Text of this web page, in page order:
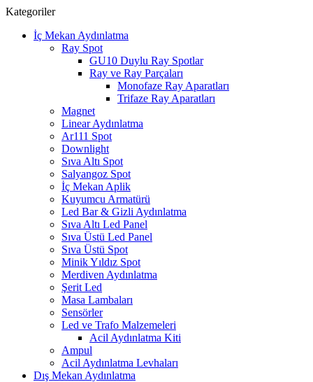
Kategoriler
İç Mekan Aydınlatma
Ray Spot
GU10 Duylu Ray Spotlar
Ray ve Ray Parçaları
Monofaze Ray Aparatları
Trifaze Ray Aparatları
Magnet
Linear Aydınlatma
Ar111 Spot
Downlight
Sıva Altı Spot
Salyangoz Spot
İç Mekan Aplik
Kuyumcu Armatürü
Led Bar & Gizli Aydınlatma
Sıva Altı Led Panel
Sıva Üstü Led Panel
Sıva Üstü Spot
Minik Yıldız Spot
Merdiven Aydınlatma
Şerit Led
Masa Lambaları
Sensörler
Led ve Trafo Malzemeleri
Acil Aydınlatma Kiti
Ampul
Acil Aydınlatma Levhaları
Dış Mekan Aydınlatma